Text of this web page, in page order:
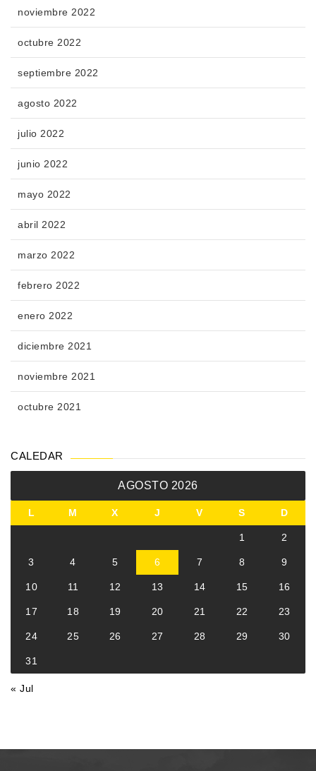
noviembre 2022
octubre 2022
septiembre 2022
agosto 2022
julio 2022
junio 2022
mayo 2022
abril 2022
marzo 2022
febrero 2022
enero 2022
diciembre 2021
noviembre 2021
octubre 2021
CALEDAR
AGOSTO 2026
L M X J V S D
1 2
3 4 5 6 7 8 9
10 11 12 13 14 15 16
17 18 19 20 21 22 23
24 25 26 27 28 29 30
31
« Jul